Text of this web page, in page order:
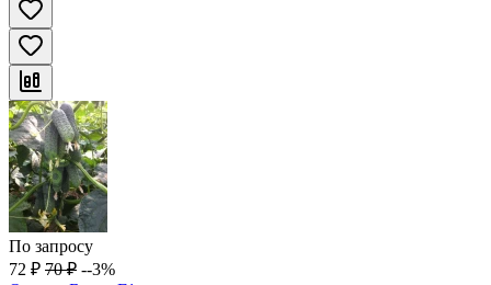
По запросу
72 ₽ 70 ₽ --3%